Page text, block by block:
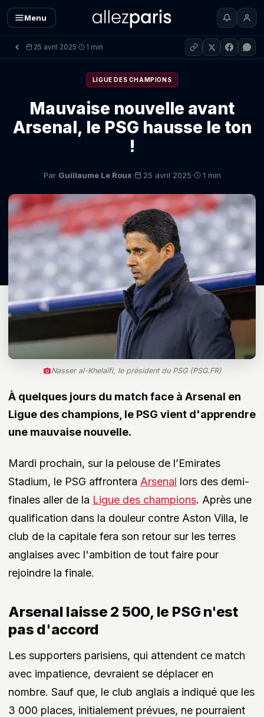
Menu
25 avril 2025· 1 min
LIGUE DES CHAMPIONS
Mauvaise nouvelle avant
Arsenal, le PSG hausse le ton
!
Par Guillaume Le Roux· 25 avril 2025· 1 min
Nasser al-Khelaïfi, le président du PSG (PSG.FR)
À quelques jours du match face à Arsenal en
Ligue des champions, le PSG vient d'apprendre
une mauvaise nouvelle.
Mardi prochain, sur la pelouse de l’Emirates
Stadium, le PSG affrontera Arsenal lors des demi-
finales aller de la Ligue des champions. Après une
qualification dans la douleur contre Aston Villa, le
club de la capitale fera son retour sur les terres
anglaises avec l'ambition de tout faire pour
rejoindre la finale.
Arsenal laisse 2 500, le PSG n'est
pas d'accord
Les supporters parisiens, qui attendent ce match
avec impatience, devraient se déplacer en
nombre. Sauf que, le club anglais a indiqué que les
3 000 places, initialement prévues, ne pourraient